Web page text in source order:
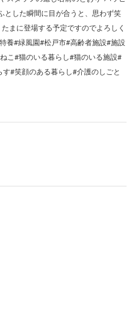
とした瞬間に目が合うと、思わず笑
まに登場する予定ですのでよろしく
養#緑風園#松戸市#高齢者施設#施設
こ#猫のいる暮らし#猫のいる施設#
#笑顔のある暮らし#介護のしごと